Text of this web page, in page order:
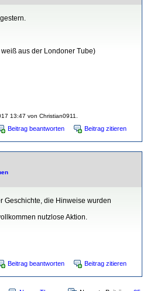
aus der Londoner Tube)
13:47 von Christian0911.
Beitrag beantworten Beitrag zitieren
Geschichte, die Hinweise wurden
nutzlose Aktion.
Beitrag beantworten Beitrag zitieren